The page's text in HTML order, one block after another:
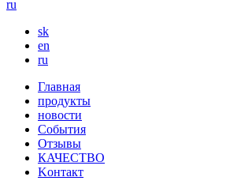
ru
sk
en
ru
Глaвнaя
продукты
новости
События
Отзывы
КАЧЕСТВО
Kонтакт